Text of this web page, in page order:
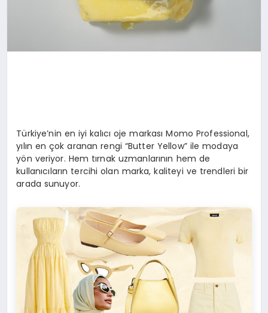
Türkiye’nin en iyi kalıcı oje markası Momo Professional,
yılın en çok aranan rengi “Butter Yellow” ile modaya
yön veriyor. Hem tırnak uzmanlarının hem de
kullanıcıların tercihi olan marka, kaliteyi ve trendleri bir
arada sunuyor.